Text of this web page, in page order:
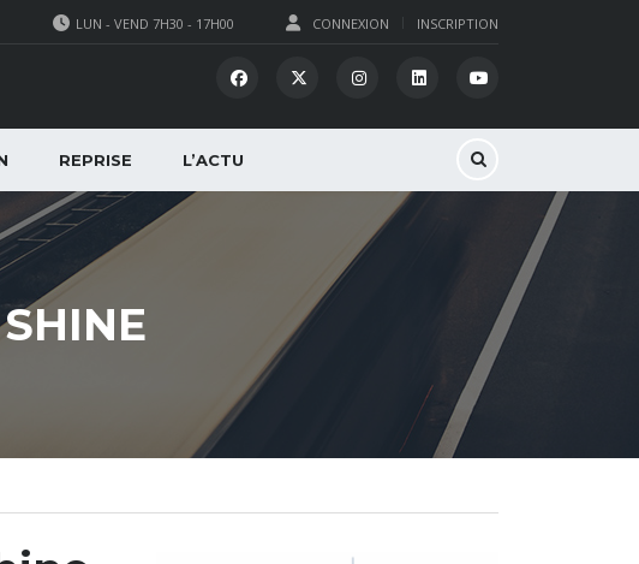
CONNEXION INSCRIPTION
LUN - VEND 7H30 - 17H00
REPRISE L’ACTU